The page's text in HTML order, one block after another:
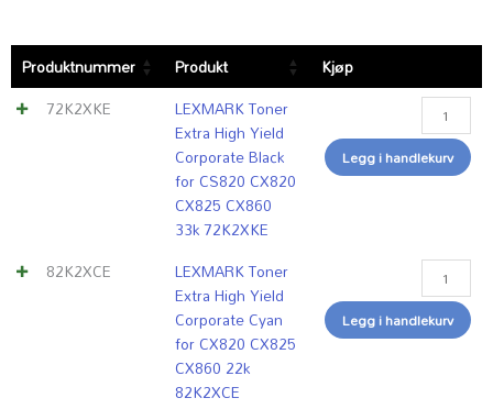
Produktnummer Produkt
Kjøp
72K2XKE
LEXMARK Toner
Extra High Yield
Corporate Black
for CS820 CX820
CX825 CX860
33k 72K2XKE
LEXMARK
Extra
High
Yield
Corporate
CX820
CX825
CX860
33k
Legg i handlekurv
82K2XCE
LEXMARK Toner
Extra High Yield
Corporate Cyan
for CX820 CX825
CX860 22k
82K2XCE
LEXMARK
Extra
High
Yield
Corporate
CX825
CX860
22k
82K2XCE
Legg i handlekurv
LEXMARK
Extra
High
Yield
Corporate
CX825
CX860
17k
82K2XME
LEXMARK
High
Yield
Return
Program
CX825
CX860
17k
82K2HY0